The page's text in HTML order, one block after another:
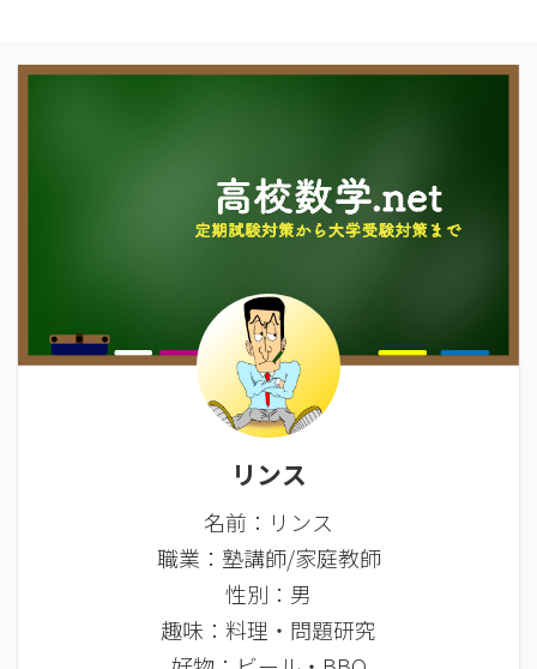
リンス
名前：リンス
職業：塾講師/家庭教師
性別：男
趣味：料理・問題研究